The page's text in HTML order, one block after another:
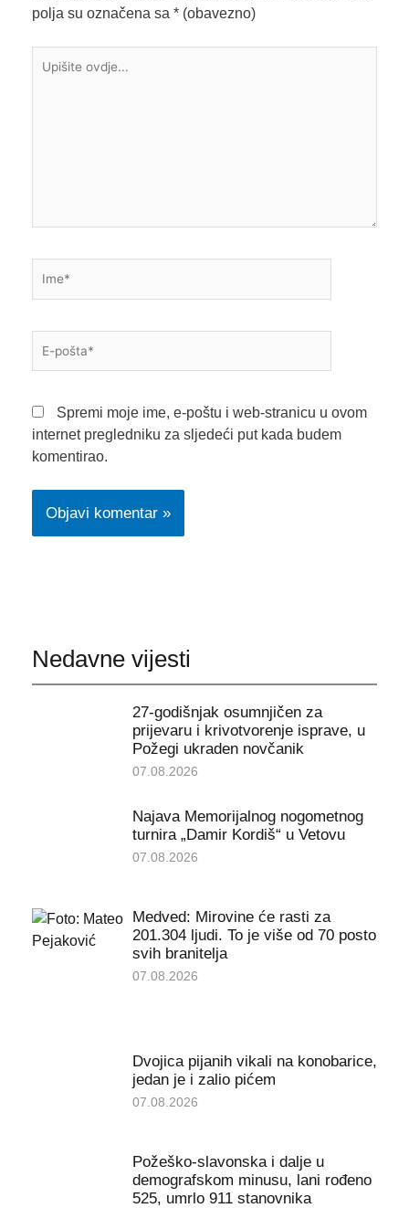
polja su označena sa * (obavezno)
ovdje...
pošta*
Spremi moje ime, e-poštu i web-stranicu u ovom
internet pregledniku za sljedeći put kada budem
komentirao.
Nedavne vijesti
27-godišnjak osumnjičen za
prijevaru i krivotvorenje isprave, u
Požegi ukraden novčanik
07.08.2026
Najava Memorijalnog nogometnog
turnira „Damir Kordiš“ u Vetovu
07.08.2026
Medved: Mirovine će rasti za
201.304 ljudi. To je više od 70 posto
svih branitelja
07.08.2026
Dvojica pijanih vikali na konobarice,
jedan je i zalio pićem
07.08.2026
Požeško-slavonska i dalje u
demografskom minusu, lani rođeno
525, umrlo 911 stanovnika